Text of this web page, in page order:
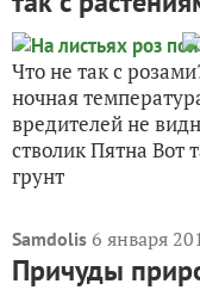
Что не так с
ночная
вредителей не
стволик Пятна Вот
грунт
Samdolis 6 января
Причуды